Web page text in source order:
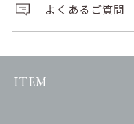
よくあるご質問
ITEM